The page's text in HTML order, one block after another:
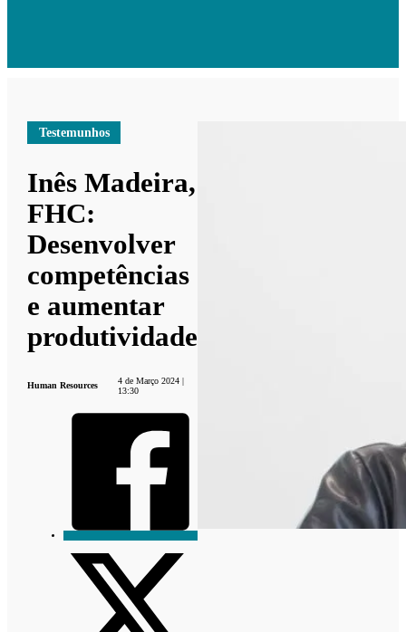
Testemunhos
Inês Madeira,
FHC:
Desenvolver
competências
e aumentar
produtividade
Human Resources
4 de Março 2024 |
13:30